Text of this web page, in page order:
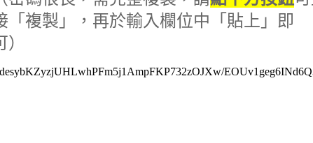
「複製」，再於輸入欄位中「貼上」即
）